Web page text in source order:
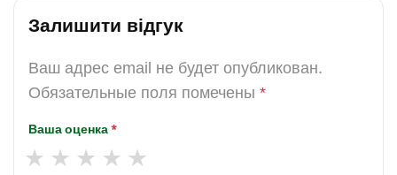
Залишити відгук
Ваш адрес email не будет опубликован.
Обязательные поля помечены *
Ваша оценка*